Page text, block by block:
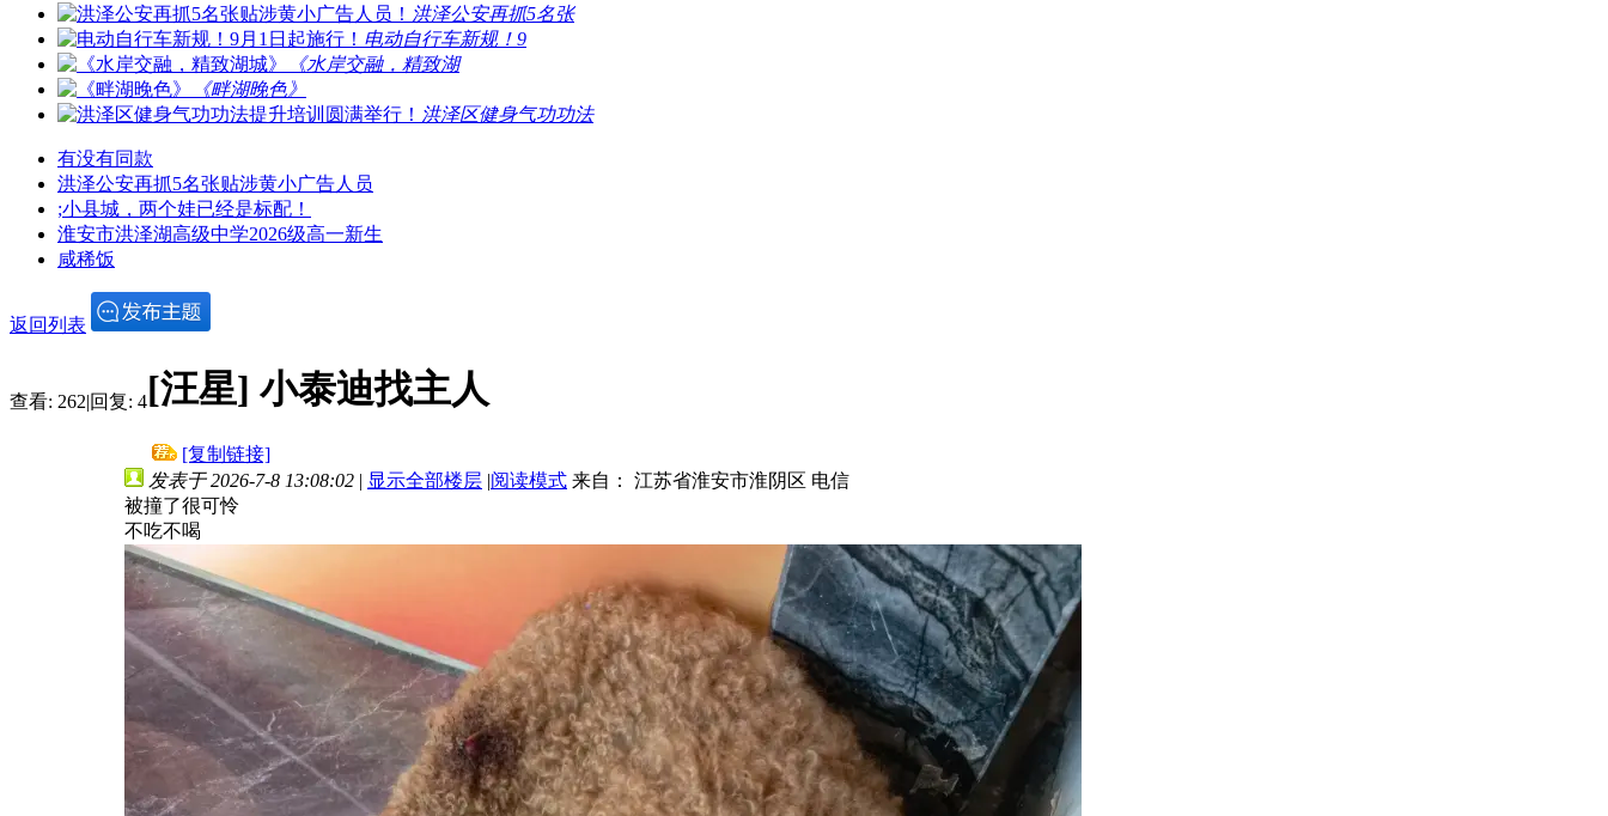
洪泽公安再抓5名张
电动自行车新规！9
《水岸交融，精致湖
《畔湖晚色》
洪泽区健身气功功法
有没有同款
洪泽公安再抓5名张贴涉黄小广告人员
;小县城，两个娃已经是标配！
淮安市洪泽湖高级中学2026级高一新生
咸稀饭
返回列表
查看: 262|回复: 4[汪星] 小泰迪找主人
[复制链接]
发表于 2026-7-8 13:08:02 | 显示全部楼层 |阅读模式 来自： 江苏省淮安市淮阴区 电信
被撞了很可怜
不吃不喝